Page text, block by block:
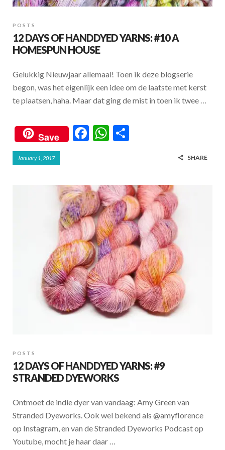
POSTS
12 DAYS OF HANDDYED YARNS: #10 A
HOMESPUN HOUSE
Gelukkig Nieuwjaar allemaal! Toen ik deze blogserie
begon, was het eigenlijk een idee om de laatste met kerst
te plaatsen, haha. Maar dat ging de mist in toen ik twee …
Save
F
b
o
o
k
W
s
A
p
p
e
January 1, 2017 SHARE
POSTS
12 DAYS OF HANDDYED YARNS: #9
STRANDED DYEWORKS
Ontmoet de indie dyer van vandaag: Amy Green van
Stranded Dyeworks. Ook wel bekend als @amyflorence
op Instagram, en van de Stranded Dyeworks Podcast op
Youtube, mocht je haar daar …